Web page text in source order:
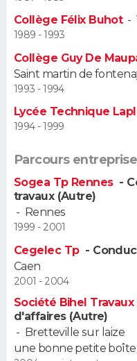
Alimentation
Guide de la santé
Maladies
Médicaments
Sommeil
VOYAGE
Destinations
City break
Voyage nature
Voyage de noces
Forum
Climat
+
PHOTO
BONS PLANS
CARTE DE VOEUX
Carte de Noël
Carte Bonne année
Carte Saint-Valentin
Carte Pâques
Carte d'anniversaire
DICTIONNAIRE
Dictionnaire
Biographies
Citations
Expressions
Proverbes
PROGRAMME TV
COPAINS D'AVANT
S'inscrire
Se connecter
Lycées
Collèges
Primaires
Universités
Entreprises
Service militaire
Avis de recherche
FORUM
Bricolage
Lifestyle
Culture
Sport
Auto
Television
Voyage
Cinema
Collège Félix Buhot-
1989 - 1993
Collège Guy De
Saint martin de
1993 - 1994
Lycée Technique
1994 - 1999
Parcours entreprise
Sogea Tp Rennes -
travaux (Autre)
- Rennes
1999 - 2001
Cegelec Tp -
Caen
2001 - 2004
Société Bihel Travaux
d'affaires (Autre)
- Bretteville sur laize
une bonne petite boîte